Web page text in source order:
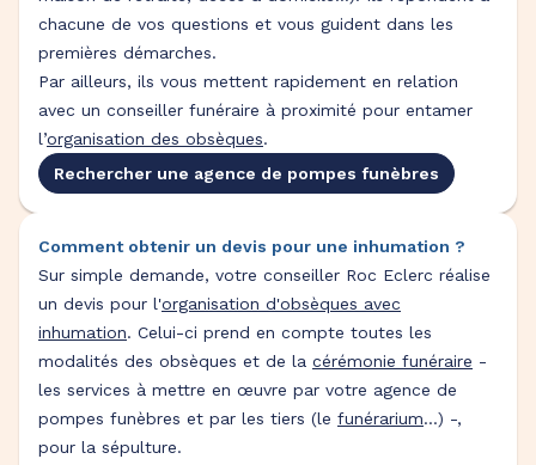
chacune de vos questions et vous guident dans les
premières démarches.
Par ailleurs, ils vous mettent rapidement en relation
avec un conseiller funéraire à proximité pour entamer
l’organisation des obsèques.
Rechercher une agence de pompes funèbres
Comment obtenir un devis pour une inhumation ?
Sur simple demande, votre conseiller Roc Eclerc réalise
un devis pour l'organisation d'obsèques avec
inhumation. Celui-ci prend en compte toutes les
modalités des obsèques et de la cérémonie funéraire -
les services à mettre en œuvre par votre agence de
pompes funèbres et par les tiers (le funérarium...) -,
pour la sépulture.